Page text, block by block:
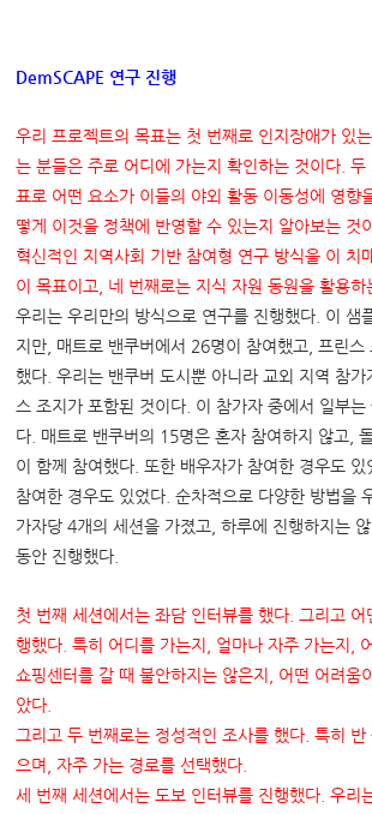
DemSCAPE 연구 진행
우리 프로젝트의 목표는 첫 번째로 인지장애가 있
는 분들은 주로 어디에 가는지 확인하는 것이다 .두
표로 어떤 요소가 이들의 야외 활동 이동성에 영향
떻게 이것을 정책에 반영할 수 있는지 알아보는 것
혁신적인 지역사회 기반 참여형 연구 방식을 이 치
이 목표이고
네 번째로는 지식 자원 동원을 활용하
우리는 우리만의 방식으로 연구를 진행했다. 이 샘
지만, 매트로 밴쿠버에서 26명이 참여했고, 프린스
했다. 우리는 밴쿠버 도시뿐 아니라 교외 지역 참가
스 조지가 포함된 것이다. 이 참가자 중에서 일부는
다. 매트로 밴쿠버의 15명은 혼자 참여하지 않고,
이 함께 참여했다. 또한 배우자가 참여한 경우도 있
참여한 경우도 있었다. 순차적으로 다양한 방법을
가자당 4개의 세션을 가졌고, 하루에 진행하지는
동안 진행했다.
첫 번째 세션에서는 좌담 인터뷰를 했다
그리고 어
행했다 .특히 어디를 가는지 얼마나 자주 가는지
쇼핑센터를 갈 때 불안하지는 않은지
어떤 어려움
았다
그리고 두 번째로는 정성적인 조사를 했다 .특히 반
으며
,자주 가는 경로를 선택했다
세 번째 세션에서는 도보 인터뷰를 진행했다 .우리